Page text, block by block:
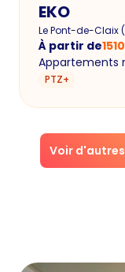
EKO
Le Pont-de-Claix(
À partir de
Appartements
PTZ+
Voir